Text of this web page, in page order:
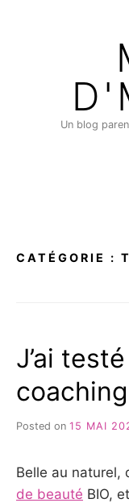
Un blog
CATÉGORIE :
J’ai
Posted on 15 MAI
Belle au naturel,
de beauté BIO,